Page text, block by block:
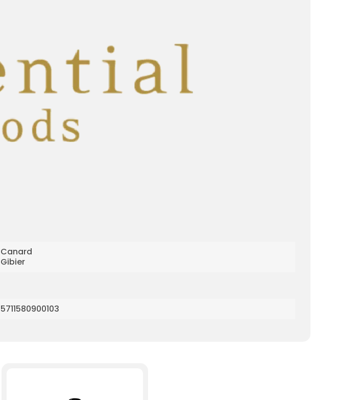
Canard
Gibier
5711580900103